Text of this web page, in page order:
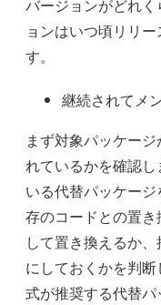
バージョンがどれ
ョンはいつ頃リリ
す。
継続されてメ
まず対象パッケー
れているかを確認
いる代替パッケー
存のコードとの置
して置き換えるか
にしておくかを判
式が推奨する代替